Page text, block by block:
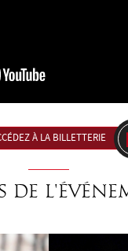
À LA BILLETTERIE
de